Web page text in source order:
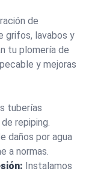
de
grifos, lavabos y
tu plomería de
y mejoras
tuberías
repiping.
daños por agua
a normas.
Instalamos